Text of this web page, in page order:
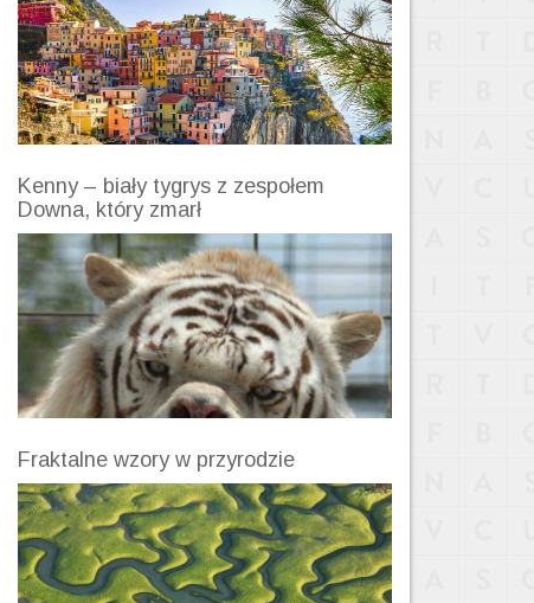
Kenny – biały tygrys z zespołem
Downa, który zmarł
Fraktalne wzory w przyrodzie